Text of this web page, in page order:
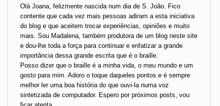
Olá Joana, felizmente nascida num dia de S. João. Fico
contente que cada vez mais pessoas adiram a esta iniciativa
do blog e que aceitem trocar experiências, opiniões e muito
mais. Sou Madalena, também produtora de um blog neste site
e dou-lhe toda a força para continuar e enfatizar a grande
importância dessa grande escrita que é o braille.
Posso dizer que o braille é a minha vida, o meu mundo e um
gosto para mim. Adoro o toque daqueles pontos e é sempre
melhor ler uma boa história do que ouvi-la numa voz
sintetizada de computador. Espero por próximos posts, vou